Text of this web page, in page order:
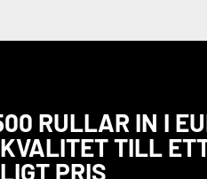
RULLAR IN I
TILL
PRIS